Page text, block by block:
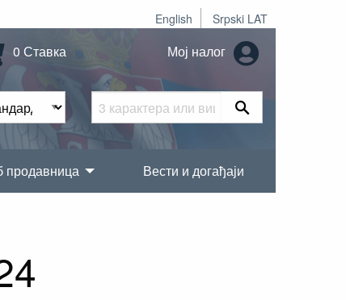
English Srpski LAT
0 Ставка Мој налог
продавница Вести и догађаји